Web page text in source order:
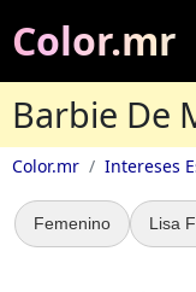
Color.mr
Barbie De
Color.mr Intereses
Femenino Lisa